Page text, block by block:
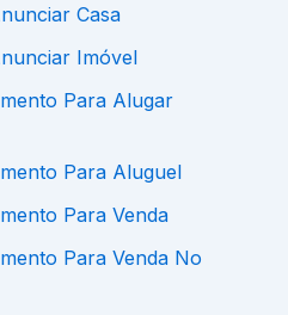
Casa
Imóvel
Para Alugar
Para Aluguel
Para Venda
Para Venda No